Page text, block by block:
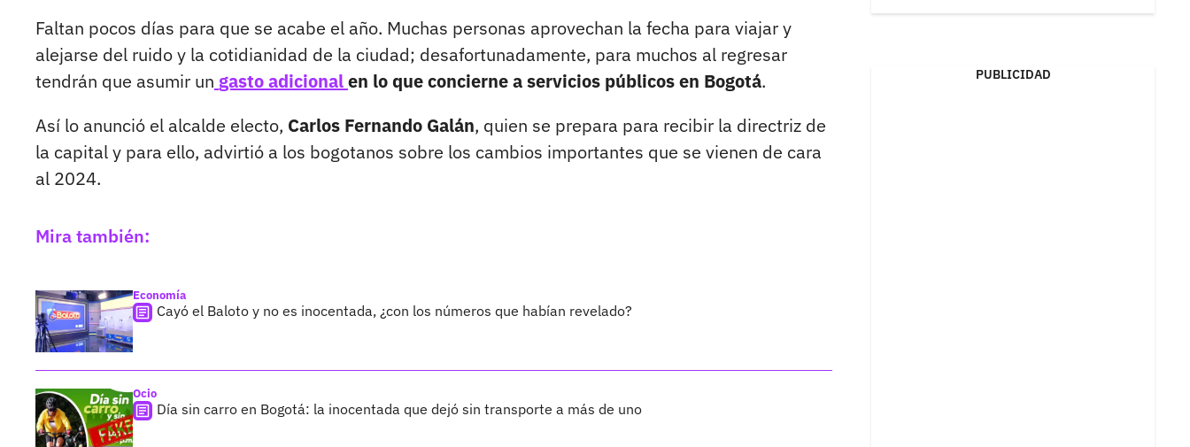
Faltan pocos días para que se acabe el año. Muchas personas aprovechan la fecha para viajar y
alejarse del ruido y la cotidianidad de la ciudad; desafortunadamente, para muchos al regresar
tendrán que asumir un gasto adicionalen lo que concierne a servicios públicos en Bogotá.
Así lo anunció el alcalde electo, Carlos Fernando Galán, quien se prepara para recibir la directriz de
la capital y para ello, advirtió a los bogotanos sobre los cambios importantes que se vienen de cara
al 2024.
Mira también:
Economía
Cayó el Baloto y no es inocentada, ¿con los números que habían revelado?
Ocio
Día sin carro en Bogotá: la inocentada que dejó sin transporte a más de uno
PUBLICIDAD